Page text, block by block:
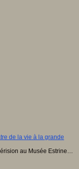
de la vie à la grande
au Musée Estrine…